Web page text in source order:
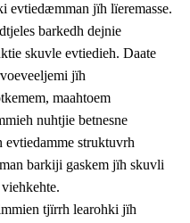
evtiedæmman jïh lïeremasse.
barkedh dejnie
skuvle evtiedieh. Daate
jïh
maahtoem
nuhtjie betnesne
struktuvrh
barkiji gaskem jïh skuvli
tjïrrh learohki jïh